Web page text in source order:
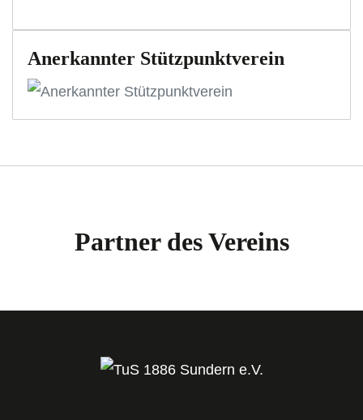
Anerkannter Stützpunktverein
Partner des Vereins